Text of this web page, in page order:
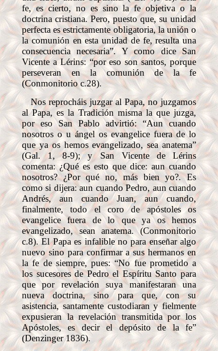
fe, es cierto, no es sino la fe objetiva o la
doctrina cristiana. Pero, puesto que, su unidad
perfecta es estrictamente obligatoria, la unión o
la comunión en esta unidad de fe, resulta una
consecuencia necesaria”. Y como dice San
Vicente a Lérins: “por eso son santos, porque
perseveran en la comunión de la fe
(Conmonitorio c.28).
Nos reprocháis juzgar al Papa, no juzgamos
al Papa, es la Tradición misma la que juzga,
por eso San Pablo advirtió: “Aun cuando
nosotros o u ángel os evangelice fuera de lo
que ya os hemos evangelizado, sea anatema”
(Gal. 1, 8-9); y San Vicente de Lérins
comenta: ¿Qué es esto que dice: aun cuando
nosotros? ¿Por qué no, más bien yo?. Es
como si dijera: aun cuando Pedro, aun cuando
Andrés, aun cuando Juan, aun cuando,
finalmente, todo el coro de apóstoles os
evangelice fuera de lo que ya os hemos
evangelizado, sean anatema. (Conmonitorio
c.8). El Papa es infalible no para enseñar algo
nuevo sino para confirmar a sus hermanos en
la fe de siempre, pues: “No fue prometido a
los sucesores de Pedro el Espíritu Santo para
que por revelación suya manifestaran una
nueva doctrina, sino para que, con su
asistencia, santamente custodiaran y fielmente
expusieran la revelación transmitida por los
Apóstoles, es decir el depósito de la fe”
(Denzinger 1836).